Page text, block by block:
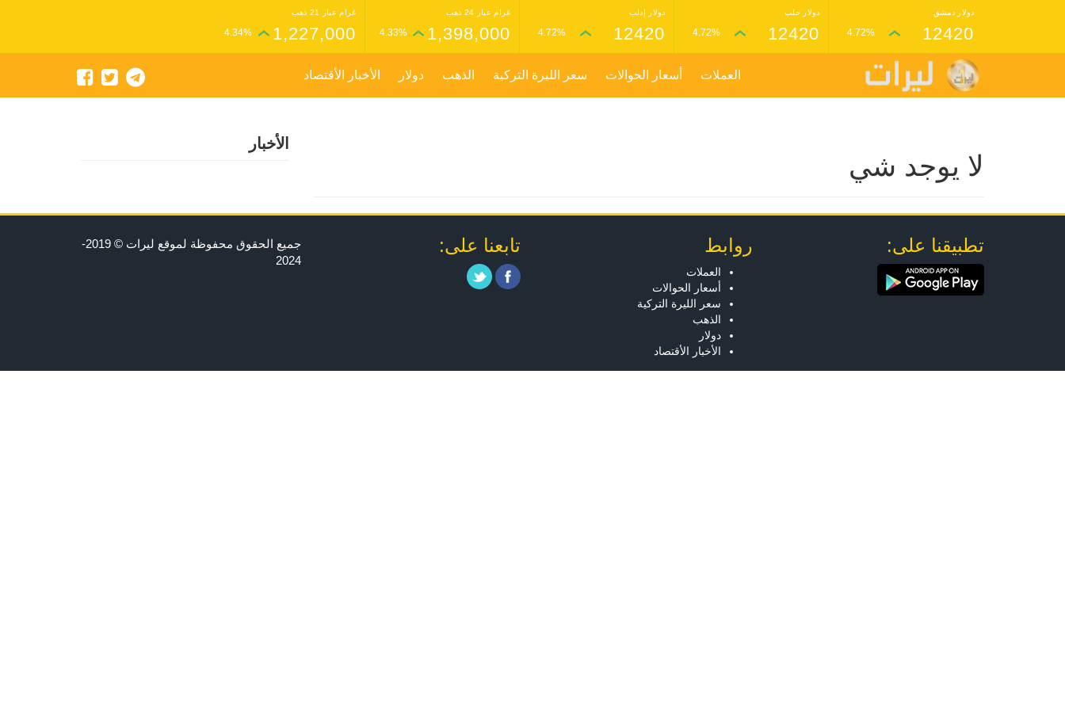
دولار دمشق
12420
4.72%
دولار حلب
12420
4.72%
دولار إدلب
12420
4.72%
غرام عيار 24 ذهب
1,398,000
4.33%
غرام عيار 21 ذهب
1,227,000
4.34%
العملات أسعار الحوالات سعر الليرة التركية الذهب دولار الأخبار الأقتصاد
لا يوجد شي
الأخبار
تطبيقنا على: روابط
العملات
أسعار الحوالات
سعر الليرة التركية
الذهب
دولار
الأخبار الأقتصاد
تابعنا على:
جميع الحقوق محفوظة لموقع ليرات © 2019-
2024